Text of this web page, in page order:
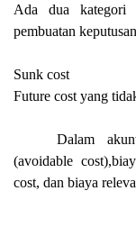
Ada dua kategori
pembuatan
Sunk cost
Future cost yang
Dalam
(avoidable
cost, dan biaya